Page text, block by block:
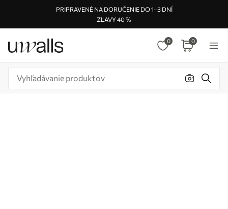
PRIPRAVENÉ NA DORUČENIE DO 1–3 DNÍ
ZĽAVY 40 %
0 0